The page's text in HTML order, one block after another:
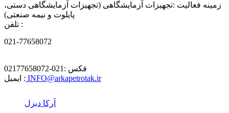
زمینه فعالیت :تجهیزات آزمایشگاهی (تجهیزات آزمایشگاهی دستی،
پایلوت و نیمه صنعتی)
تلفن :
021-77658072
فکس : 021-02177658072
ایمیل : INFO@arkapetrotak.ir
آرکا دیزل